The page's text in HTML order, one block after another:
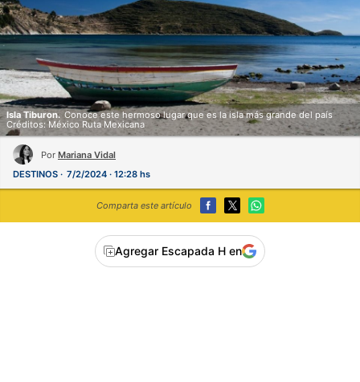
Isla Tiburon. Conoce este hermoso lugar que es la isla más grande del país
Créditos: México Ruta Mexicana
Por Mariana Vidal
DESTINOS
7/2/2024 · 12:28 hs
Comparta este artículo
Agregar Escapada H en